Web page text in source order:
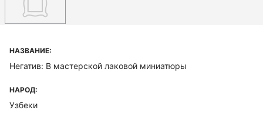
НАЗВАНИЕ:
Негатив: В мастерской лаковой миниатюры
НАРОД:
Узбеки